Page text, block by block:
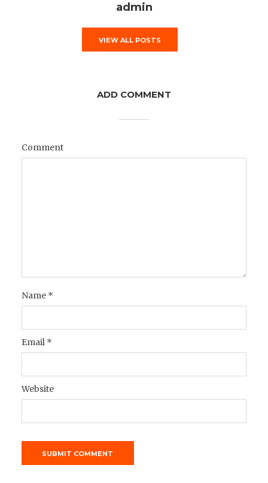
admin
VIEW ALL POSTS
ADD COMMENT
Comment
Name *
Email *
Website